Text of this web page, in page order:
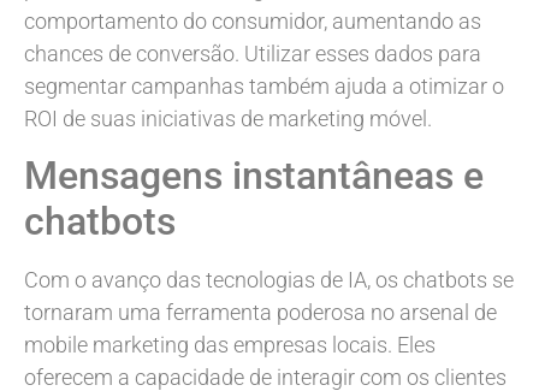
comportamento do consumidor, aumentando as
chances de conversão. Utilizar esses dados para
segmentar campanhas também ajuda a otimizar o
ROI de suas iniciativas de marketing móvel.
Mensagens instantâneas e
chatbots
Com o avanço das tecnologias de IA, os chatbots se
tornaram uma ferramenta poderosa no arsenal de
mobile marketing das empresas locais. Eles
oferecem a capacidade de interagir com os clientes